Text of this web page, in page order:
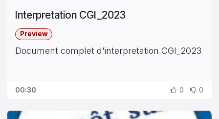
Interpretation CGI_2023
Preview
Document complet d'interpretation CGI_2023
00:30 0 0